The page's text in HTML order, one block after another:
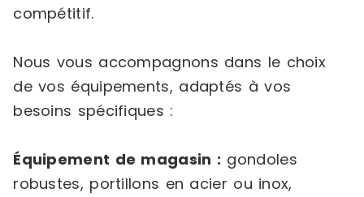
compétitif.
Nous vous accompagnons dans le choix
de vos équipements, adaptés à vos
besoins spécifiques :
Équipement de magasin : gondoles
robustes, portillons en acier ou inox,